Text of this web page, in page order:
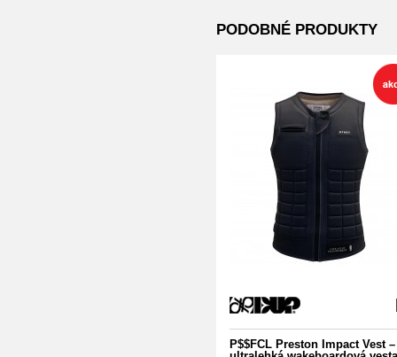
PODOBNÉ PRODUKTY
P$$FCL Preston Impact Vest –